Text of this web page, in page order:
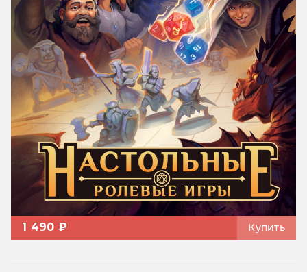
1 490 ₽ Купить